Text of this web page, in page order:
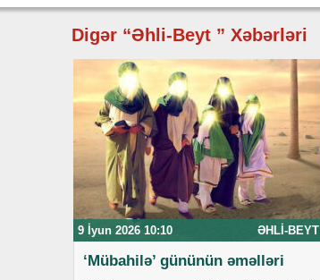
Digər “Əhli-Beyt ” Xəbərləri
9 İyun 2026 10:10 ƏHLI-BEYT
‘Mübahilə’ gününün əməlləri